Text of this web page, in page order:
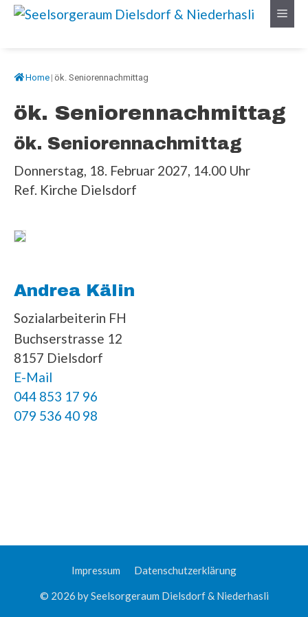
Springe
Menü
Home | ök. Seniorennachmittag
ök. Seniorennachmittag
ök. Seniorennachmittag
Donnerstag, 18. Februar 2027, 14.00 Uhr
Ref. Kirche Dielsdorf
Andrea Kälin
Sozialarbeiterin FH
Buchserstrasse 12
8157 Dielsdorf
E-Mail
044 853 17 96
079 536 40 98
Impressum Datenschutzerklärung
© 2026 by Seelsorgeraum Dielsdorf & Niederhasli